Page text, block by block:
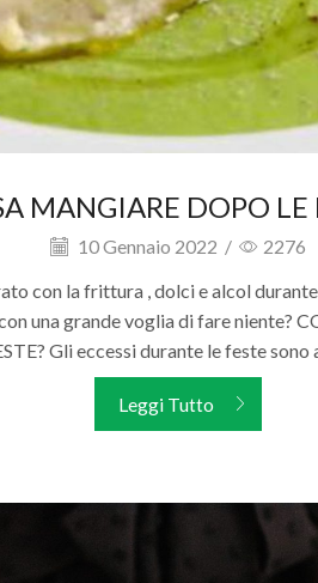
MANGIARE DOPO LE
10 Gennaio 2022 /
2276
con la frittura , dolci e alcol
una grande voglia di fare niente?
Gli eccessi durante le feste sono
Leggi Tutto